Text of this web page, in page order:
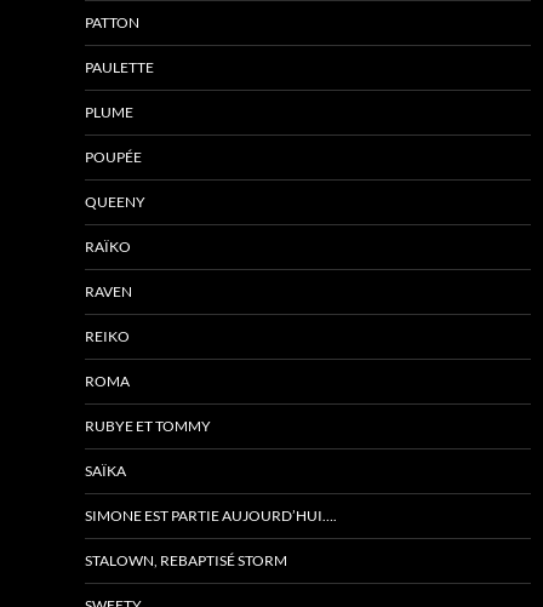
PATTON
PAULETTE
PLUME
POUPÉE
QUEENY
RAÏKO
RAVEN
REIKO
ROMA
RUBYE ET TOMMY
SAÏKA
SIMONE EST PARTIE AUJOURD’HUI….
STALOWN, REBAPTISÉ STORM